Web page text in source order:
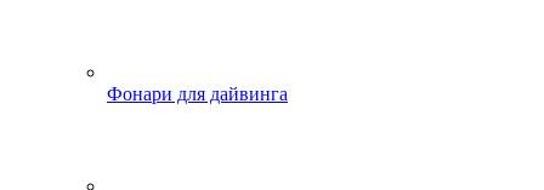
Фонари для дайвинга